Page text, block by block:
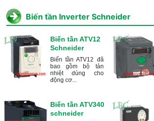
Biến tần Inverter Schneider
Biến tần ATV12
Schneider
Biến tần ATV12 đã
bao gồm bộ tản
nhiệt dùng cho
động cơ...
Biến tần ATV340
schneider